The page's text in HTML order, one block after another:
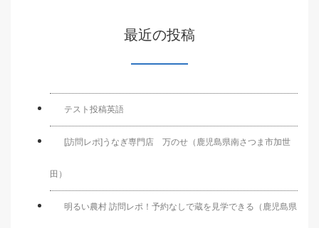
最近の投稿
テスト投稿英語
[訪問レポ]うなぎ専門店 万のせ（鹿児島県南さつま市加世
田）
明るい農村 訪問レポ！予約なしで蔵を見学できる（鹿児島県